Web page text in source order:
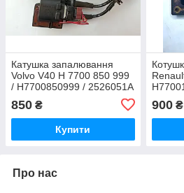
Катушка запалювання
Volvo V40 H 7700 850 999
/ H7700850999 / 2526051A
850 ₴
Купити
900₴
Про нас